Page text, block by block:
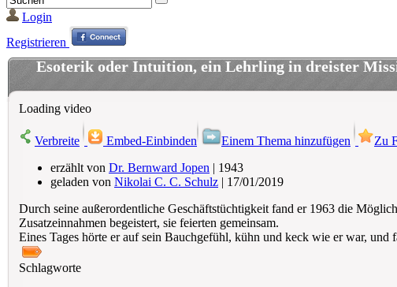
Login
Registrieren
Esoterik oder Intuition, ein Lehrling in dreister
Loading video
Verbreite Embed-Einbinden Einem Thema hinzufügen Zu
erzählt von Dr. Bernward Jopen | 1943
geladen von Nikolai C. C. Schulz | 17/01/2019
Durch seine außerordentliche Geschäftstüchtigkeit fand er 1963 die
Zusatzeinnahmen begeistert, sie feierten gemeinsam.
Eines Tages hörte er auf sein Bauchgefühl, kühn und keck wie er war,
Schlagworte